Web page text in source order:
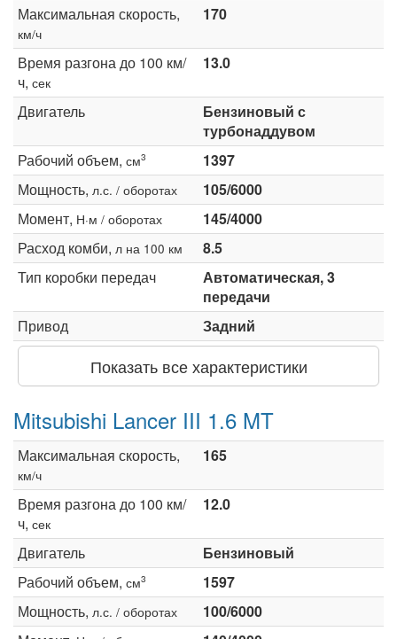
Максимальная скорость,
км/ч
170
Время разгона до 100 км/
ч, сек
13.0
Двигатель
Бензиновый с
турбонаддувом
Рабочий объем, см3
1397
Мощность, л.с. / оборотах
105/6000
Момент, Н·м / оборотах
145/4000
Расход комби, л на 100 км
8.5
Тип коробки передач
Автоматическая, 3
передачи
Привод
Задний
Показать все характеристики
Mitsubishi Lancer III 1.6 MT
Максимальная скорость,
км/ч
165
Время разгона до 100 км/
ч, сек
12.0
Двигатель
Бензиновый
Рабочий объем, см3
1597
Мощность, л.с. / оборотах
100/6000